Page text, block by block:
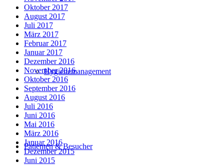
Hygienemanagement
Patienten & Besucher
Oktober 2017
August 2017
Juli 2017
März 2017
Februar 2017
Januar 2017
Dezember 2016
November 2016
Oktober 2016
September 2016
August 2016
Juli 2016
Juni 2016
Mai 2016
März 2016
Januar 2016
Dezember 2015
Juni 2015